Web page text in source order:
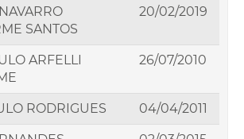
SANTOS
20/02/2019
ARFELLI
26/07/2010
RODRIGUES 04/04/2011